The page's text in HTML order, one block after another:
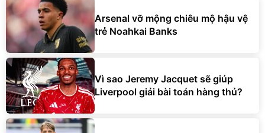
Arsenal vỡ mộng chiêu mộ hậu vệ
trẻ Noahkai Banks
Vì sao Jeremy Jacquet sẽ giúp
Liverpool giải bài toán hàng thủ?